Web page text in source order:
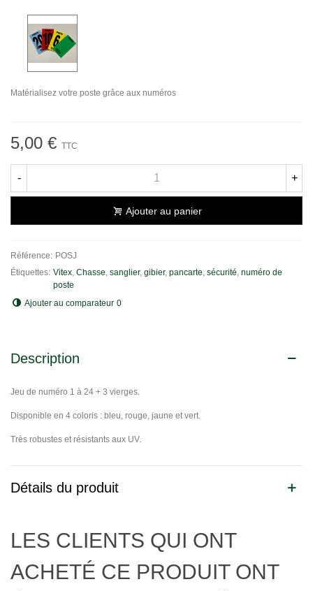
Matérialisez votre poste grâce aux numéros
5,00 € TTC
- +
Ajouter au panier
Référence: POSJ
Étiquettes: Vitex, Chasse, sanglier, gibier, pancarte, sécurité, numéro de
poste
Ajouter au comparateur 0
Description
Jeu de numéro 1 à 24 + 3 vierges.
Disponible en 4 coloris : bleu, rouge, jaune et vert.
Très robustes et résistants aux UV.
Détails du produit
LES CLIENTS QUI ONT
ACHETÉ CE PRODUIT ONT